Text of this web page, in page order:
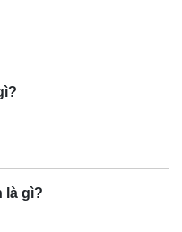
là gì?